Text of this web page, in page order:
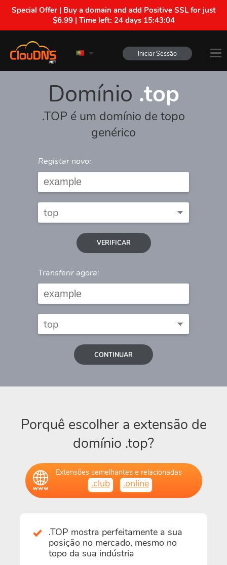
Special Offer | Buy a domain and add Positive SSL for just
$6.99 | Time left: 24 days 15:43:04
Iniciar Sessão
Domínio .top
.TOP é um domínio de topo
genérico
Registar novo:
VERIFICAR
Transferir agora:
CONTINUAR
Porquê escolher a extensão de
domínio .top?
Extensões semelhantes e relacionadas
.club .online
.TOP mostra perfeitamente a sua
posição no mercado, mesmo no
topo da sua indústria